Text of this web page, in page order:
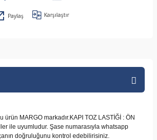
Paylaş Karşılaştır
ürün MARGO markadır.KAPI TOZ LASTİĞİ : ÖN
ile uyumludur. Şase numarasıyla whatsapp
doğruluğunu kontrol edebilirisiniz.